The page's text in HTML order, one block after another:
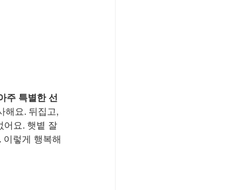
주 특별한 선
해요. 뒤집고,
어요. 햇볕 잘
이렇게 행복해